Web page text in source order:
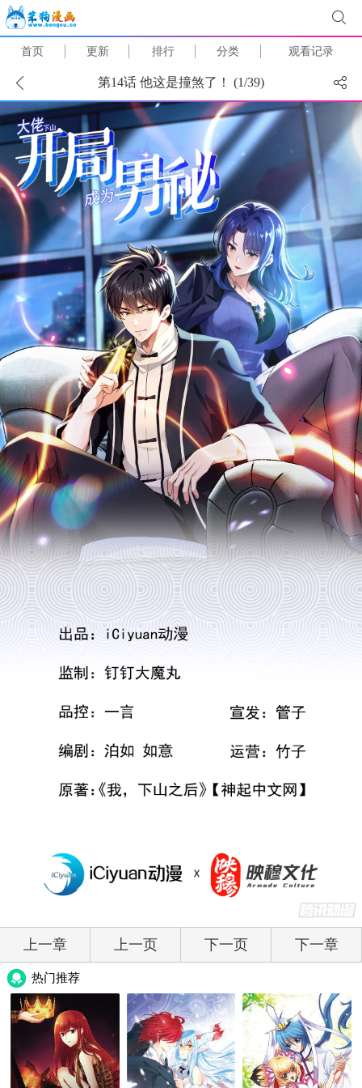
首页 更新 排行 分类 观看记录
第14话 他这是撞煞了！ (1/39)
上一章 上一页 下一页 下一章
热门推荐